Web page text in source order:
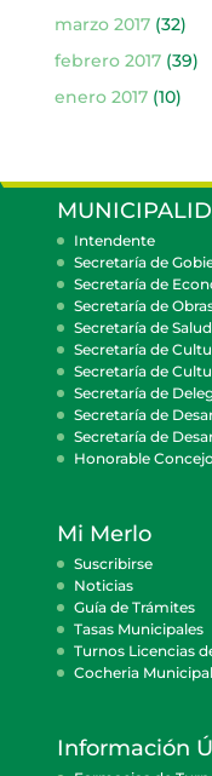
marzo 2017(32)
febrero 2017(39)
enero 2017(10)
Intendente
Secretaría de
Secretaría de
Secretaría de
Secretaría de
Secretaría de
Secretaría de
Secretaría de
Secretaría de
Secretaría de
Honorable
Mi Merlo
Suscribirse
Noticias
Guía de Trámites
Tasas Municipales
Turnos Licencias
Cocheria Municipal
Información